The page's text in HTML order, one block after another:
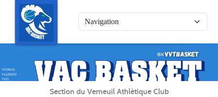
Section du Verneuil Athlétique Club
Panneau de gestion des cookies